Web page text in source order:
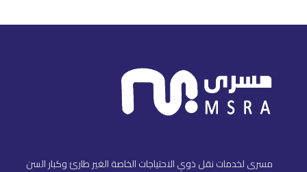
مسرى لخدمات نقل ذوي الاحتياجات الخاصة الغير طارئ وكبار السن